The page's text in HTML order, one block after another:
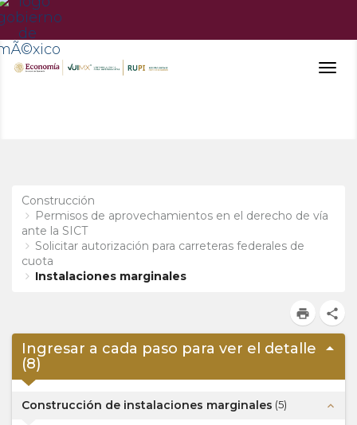
Construcción
Permisos de aprovechamientos en el derecho de vía
ante la SICT
Solicitar autorización para carreteras federales de
cuota
Instalaciones marginales
print share
Ingresar a cada paso para ver el detalle
(8)
arrow_drop_up
Construcción de instalaciones marginales (5) expand_less